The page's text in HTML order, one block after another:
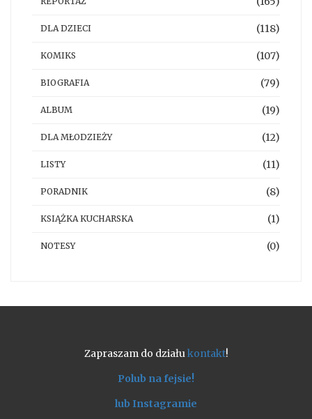
DLA DZIECI (118)
KOMIKS (107)
BIOGRAFIA (79)
ALBUM (19)
DLA MŁODZIEŻY (12)
LISTY (11)
PORADNIK (8)
KSIĄŻKA KUCHARSKA (1)
NOTESY (0)
Zapraszam do działukontakt!
Polub na fejsie!
lub Instagramie